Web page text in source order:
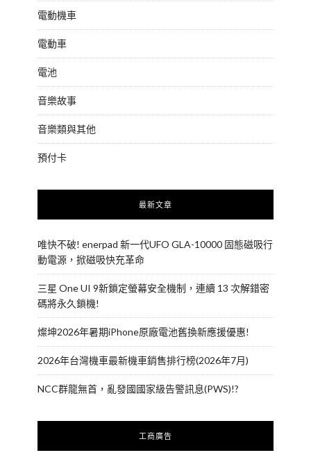
電動機車
電動車
電池
音樂故事
音樂類與其他
預付卡
最新文章
唯快不破! enerpad 新一代UFO GLA-10000 固態磁吸行
動電源，掀磁吸快充革命
三星 One UI 9新鎖定螢幕安全機制，連續 13 次解錯密
碼將永久鎖機!
燦坤2026年暑期iPhone原廠電池舊換新應援優惠!
2026年台灣機車最新機車銷售排行榜(2026年7月)
NCC群龍無首，亂發國國家級告警訊息(PWS)!?
工商廣告